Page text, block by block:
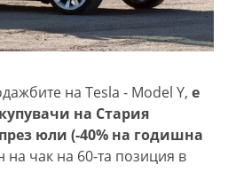
на Tesla - Model Y, e
на Стария
юли (-40% на годишна
на чак на 60-та позиция в